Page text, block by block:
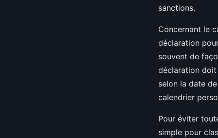
sanctions.
Concernant le
déclaration
souvent de
déclaration doit
selon la date
calendrier
Pour éviter
simple pour